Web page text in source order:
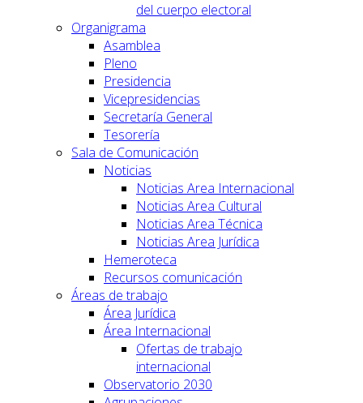
del cuerpo electoral
Organigrama
Asamblea
Pleno
Presidencia
Vicepresidencias
Secretaría General
Tesorería
Sala de Comunicación
Noticias
Noticias Area Internacional
Noticias Area Cultural
Noticias Area Técnica
Noticias Area Jurídica
Hemeroteca
Recursos comunicación
Áreas de trabajo
Área Jurídica
Área Internacional
Ofertas de trabajo
internacional
Observatorio 2030